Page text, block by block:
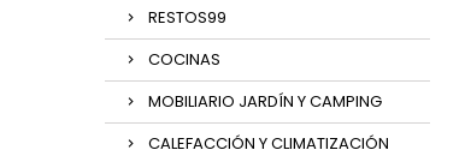
RESTOS99
COCINAS
MOBILIARIO JARDÍN Y CAMPING
CALEFACCIÓN Y CLIMATIZACIÓN